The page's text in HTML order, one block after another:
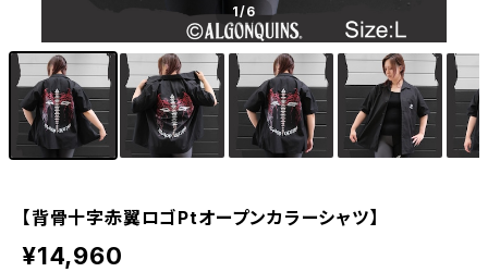
1/6
【背骨十字赤翼ロゴPtオープンカラーシャツ】
¥14,960